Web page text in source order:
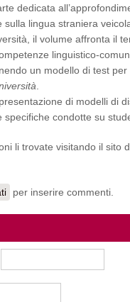
dedicata
sulla lingua straniera
il volume affronta il
linguistico-
un modello di test per
di modelli di
specifiche condotte su
li trovate visitando il sito
per inserire commenti.